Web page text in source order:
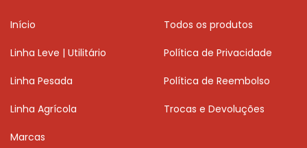
Início
Linha Leve | Utilitário
Linha Pesada
Linha Agrícola
Marcas
Todos os produtos
Política de Privacidade
Política de Reembolso
Trocas e Devoluções